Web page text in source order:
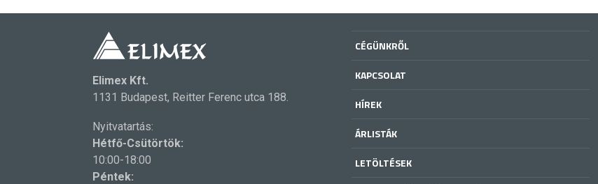
Elimex Kft.
1131 Budapest, Reitter Ferenc utca 188.
Nyitvatartás:
Hétfő-Csütörtök:
10:00-18:00
Péntek:
CÉGÜNKRŐL
KAPCSOLAT
HÍREK
ÁRLISTÁK
LETÖLTÉSEK